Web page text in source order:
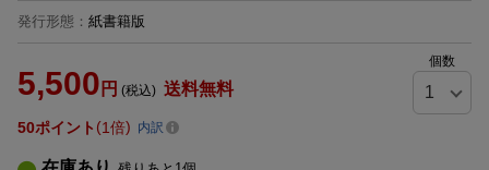
発行形態 ： 紙書籍版
5,500 円 (税込) 送料無料
個数
50ポイント 1倍 内訳